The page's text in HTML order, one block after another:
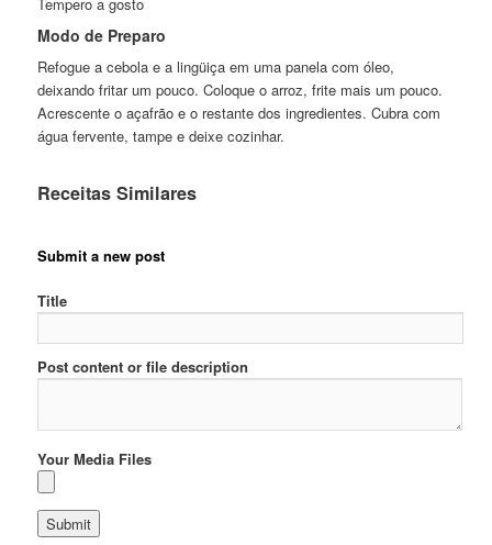
Modo de Preparo
Refogue a cebola e a lingüiça em uma panela com óleo,
deixando fritar um pouco. Coloque o arroz, frite mais um pouco.
Acrescente o açafrão e o restante dos ingredientes. Cubra com
água fervente, tampe e deixe cozinhar.
Receitas Similares
Submit a new post
Title
Post content or file description
Your Media Files